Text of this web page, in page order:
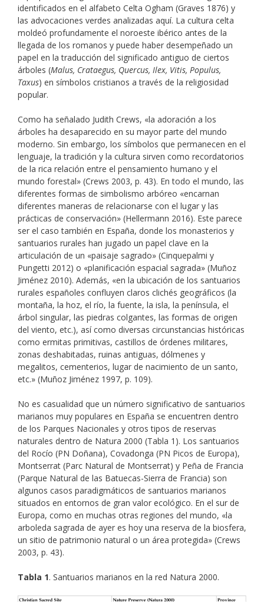
identificados en el alfabeto Celta Ogham (Graves 1876) y
las advocaciones verdes analizadas aquí. La cultura celta
moldeó profundamente el noroeste ibérico antes de la
llegada de los romanos y puede haber desempeñado un
papel en la traducción del significado antiguo de ciertos
árboles (Malus, Crataegus, Quercus, Ilex, Vitis, Populus,
Taxus) en símbolos cristianos a través de la religiosidad
popular.
Como ha señalado Judith Crews, «la adoración a los
árboles ha desaparecido en su mayor parte del mundo
moderno. Sin embargo, los símbolos que permanecen en el
lenguaje, la tradición y la cultura sirven como recordatorios
de la rica relación entre el pensamiento humano y el
mundo forestal» (Crews 2003, p. 43). En todo el mundo, las
diferentes formas de simbolismo arbóreo «encarnan
diferentes maneras de relacionarse con el lugar y las
prácticas de conservación» (Hellermann 2016). Este parece
ser el caso también en España, donde los monasterios y
santuarios rurales han jugado un papel clave en la
articulación de un «paisaje sagrado» (Cinquepalmi y
Pungetti 2012) o «planificación espacial sagrada» (Muñoz
Jiménez 2010). Además, «en la ubicación de los santuarios
rurales españoles confluyen claros clichés geográficos (la
montaña, la hoz, el río, la fuente, la isla, la península, el
árbol singular, las piedras colgantes, las formas de origen
del viento, etc.), así como diversas circunstancias históricas
como ermitas primitivas, castillos de órdenes militares,
zonas deshabitadas, ruinas antiguas, dólmenes y
megalitos, cementerios, lugar de nacimiento de un santo,
etc.» (Muñoz Jiménez 1997, p. 109).
No es casualidad que un número significativo de santuarios
marianos muy populares en España se encuentren dentro
de los Parques Nacionales y otros tipos de reservas
naturales dentro de Natura 2000 (Tabla 1). Los santuarios
del Rocío (PN Doñana), Covadonga (PN Picos de Europa),
Montserrat (Parc Natural de Montserrat) y Peña de Francia
(Parque Natural de las Batuecas-Sierra de Francia) son
algunos casos paradigmáticos de santuarios marianos
situados en entornos de gran valor ecológico. En el sur de
Europa, como en muchas otras regiones del mundo, «la
arboleda sagrada de ayer es hoy una reserva de la biosfera,
un sitio de patrimonio natural o un área protegida» (Crews
2003, p. 43).
Tabla 1. Santuarios marianos en la red Natura 2000.